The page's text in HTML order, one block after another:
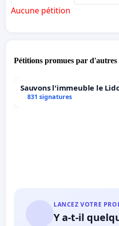
Aucune pétition
Pétitions promues par
Sauvons l'immeuble le
831 signatures
LANCEZ VOTRE
Y a-t-il